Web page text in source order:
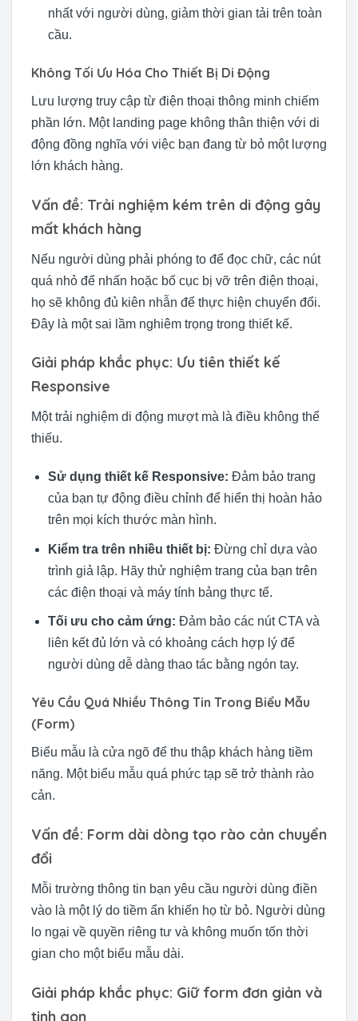
nhất với người dùng, giảm thời gian tải trên toàn
cầu.
Không Tối Ưu Hóa Cho Thiết Bị Di Động
Lưu lượng truy cập từ điện thoại thông minh chiếm
phần lớn. Một landing page không thân thiện với di
động đồng nghĩa với việc bạn đang từ bỏ một lượng
lớn khách hàng.
Vấn đề: Trải nghiệm kém trên di động gây
mất khách hàng
Nếu người dùng phải phóng to để đọc chữ, các nút
quá nhỏ để nhấn hoặc bố cục bị vỡ trên điện thoại,
họ sẽ không đủ kiên nhẫn để thực hiện chuyển đổi.
Đây là một sai lầm nghiêm trọng trong thiết kế.
Giải pháp khắc phục: Ưu tiên thiết kế
Responsive
Một trải nghiệm di động mượt mà là điều không thể
thiếu.
Sử dụng thiết kế Responsive: Đảm bảo trang
của bạn tự động điều chỉnh để hiển thị hoàn hảo
trên mọi kích thước màn hình.
Kiểm tra trên nhiều thiết bị: Đừng chỉ dựa vào
trình giả lập. Hãy thử nghiệm trang của bạn trên
các điện thoại và máy tính bảng thực tế.
Tối ưu cho cảm ứng: Đảm bảo các nút CTA và
liên kết đủ lớn và có khoảng cách hợp lý để
người dùng dễ dàng thao tác bằng ngón tay.
Yêu Cầu Quá Nhiều Thông Tin Trong Biểu Mẫu
(Form)
Biểu mẫu là cửa ngõ để thu thập khách hàng tiềm
năng. Một biểu mẫu quá phức tạp sẽ trở thành rào
cản.
Vấn đề: Form dài dòng tạo rào cản chuyển
đổi
Mỗi trường thông tin bạn yêu cầu người dùng điền
vào là một lý do tiềm ẩn khiến họ từ bỏ. Người dùng
lo ngại về quyền riêng tư và không muốn tốn thời
gian cho một biểu mẫu dài.
Giải pháp khắc phục: Giữ form đơn giản và
tinh gọn